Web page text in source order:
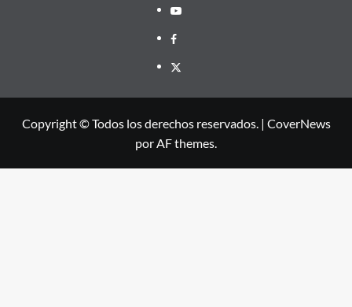
Youtube
Facebook
X
Copyright © Todos los derechos reservados. | CoverNews
por AF themes.